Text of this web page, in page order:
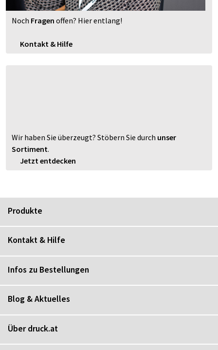
Noch Fragen offen? Hier entlang!
Kontakt & Hilfe
Wir haben Sie überzeugt? Stöbern Sie durch unser
Sortiment.
Jetzt entdecken
Produkte
Kontakt & Hilfe
Infos zu Bestellungen
Blog & Aktuelles
Über druck.at